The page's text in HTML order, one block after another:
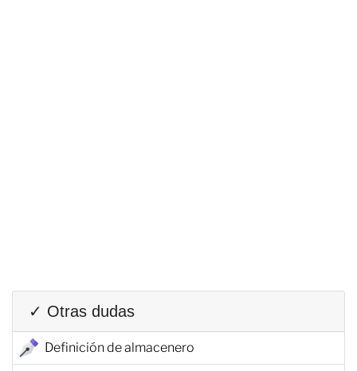
✓ Otras dudas
Definición de almacenero